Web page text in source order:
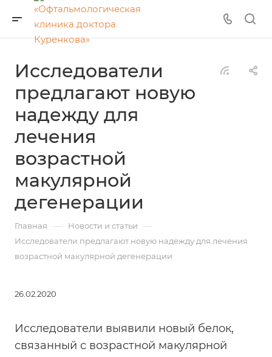
Исследователи
предлагают новую
надежду для
лечения
возрастной
макулярной
дегенерации
Главная — Новости и статьи —
Исследователи предлагают новую надежду для лечения
возрастной макулярной дегенерации
26.02.2020
Исследователи выявили новый белок,
связанный с возрастной макулярной